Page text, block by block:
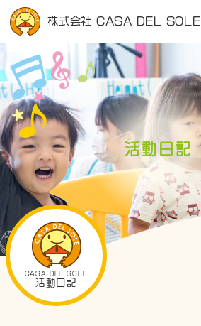
株式会社 CASA DEL SOLE
活動日記
CASA DEL SOLE
活動日記